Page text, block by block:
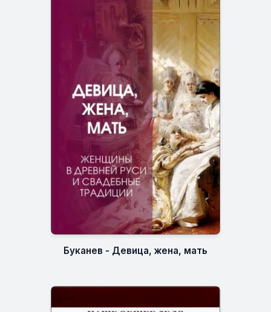
Буканев - Девица, жена, мать